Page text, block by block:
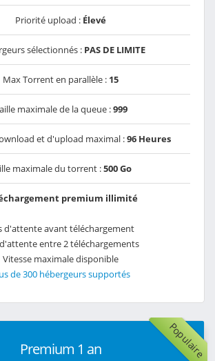
Priorité upload : Élevé
sélectionnés : PAS DE LIMITE
Max Torrent en parallèle : 15
maximale de la queue :999
et d'upload maximal :96 Heures
maximale du torrent :500 Go
premium illimité
d'attente avant téléchargement
entre 2 téléchargements
Vitesse maximale disponible
de 300 hébergeurs supportés
Populaire
Premium 1 an